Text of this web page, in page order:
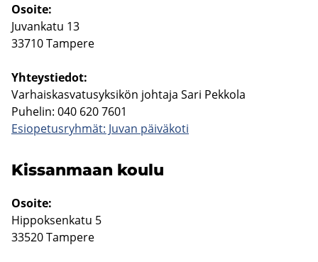
Osoi­te:
Ju­van­ka­tu 13
33710 Tam­pe­re
Yh­teys­tie­dot:
Var­hais­kas­va­tusyk­si­kön joh­ta­ja Sari Pek­ko­la
Pu­he­lin: 040 620 7601
Esio­pe­tus­ryh­mät: Juvan päi­vä­ko­ti
Kis­san­maan koulu
Osoi­te:
Hip­pok­sen­ka­tu 5
33520 Tam­pe­re